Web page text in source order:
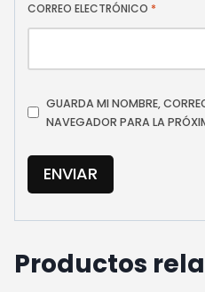
CORREO ELECTRÓNICO *
GUARDA MI NOMBRE,
NAVEGADOR PARA LA
Productos